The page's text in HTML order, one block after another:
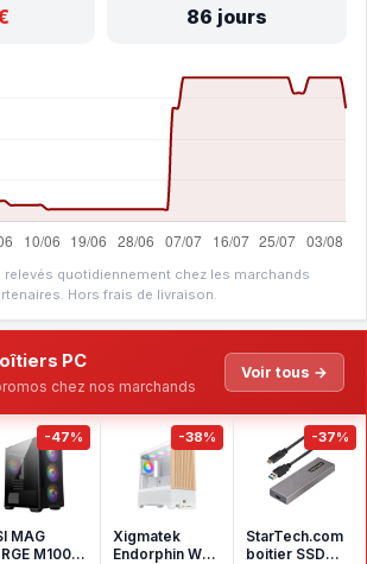
86 jours
relevés quotidiennement chez les marchands
Hors frais de livraison.
PC
chez nos marchands
Voir tous →
-47%
MAG
M100R
-38%
Xigmatek
Endorphin WD
-37%
StarTech.com
boitier SSD